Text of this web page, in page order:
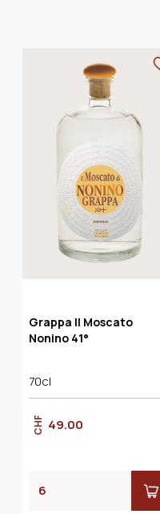
Grappa Il Moscato
Nonino 41°
70cl
CHF 49.00